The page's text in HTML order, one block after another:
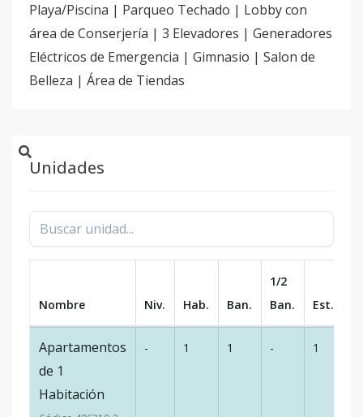
Playa/Piscina | Parqueo Techado | Lobby con
área de Conserjería | 3 Elevadores | Generadores
Eléctricos de Emergencia | Gimnasio | Salon de
Belleza | Área de Tiendas
Unidades
Nombre Niv. Hab. Ban.
1/2
Ban.
Est.
Apartamentos
de 1
Habitación
- 1 1 - 1